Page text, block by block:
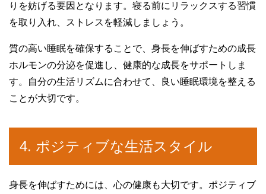
りを妨げる要因となります。寝る前にリラックスする習慣
を取り入れ、ストレスを軽減しましょう。
質の高い睡眠を確保することで、身長を伸ばすための成長
ホルモンの分泌を促進し、健康的な成長をサポートしま
す。自分の生活リズムに合わせて、良い睡眠環境を整える
ことが大切です。
4. ポジティブな生活スタイル
身長を伸ばすためには、心の健康も大切です。ポジティブ